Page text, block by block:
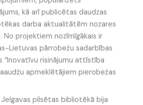
kā arī publicētas daudzas
darba aktualitātēm nozares
No projektiem nozīmīgākais ir
Lietuvas pārrobežu sadarbības
“Inovatīvu risinājumu attīstība
apmeklētājiem pierobežas
pilsētas bibliotēkā bija